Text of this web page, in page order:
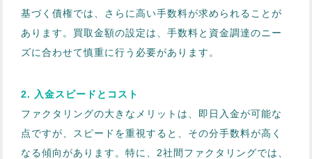
基づく債権では、さらに高い手数料が求められることが
あります。買取金額の設定は、手数料と資金調達のニー
ズに合わせて慎重に行う必要があります。
2. 入金スピードとコスト
ファクタリングの大きなメリットは、即日入金が可能な
点ですが、スピードを重視すると、その分手数料が高く
なる傾向があります。特に、2社間ファクタリングでは、